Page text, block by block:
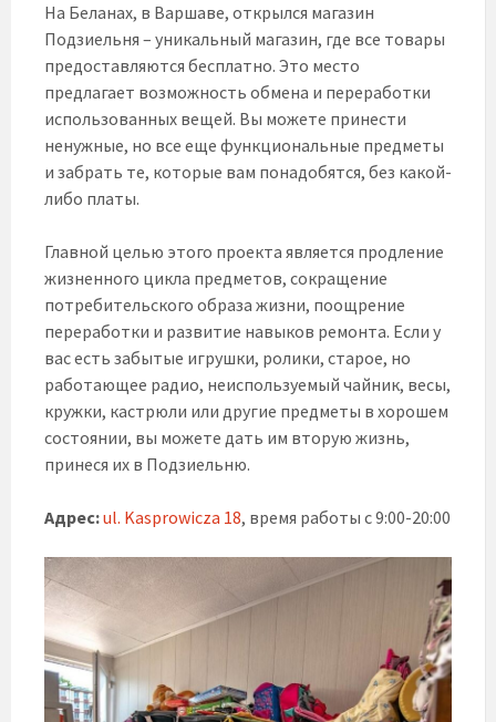
На Беланах, в Варшаве, открылся магазин
Подзиельня – уникальный магазин, где все товары
предоставляются бесплатно. Это место
предлагает возможность обмена и переработки
использованных вещей. Вы можете принести
ненужные, но все еще функциональные предметы
и забрать те, которые вам понадобятся, без какой-
либо платы.
Главной целью этого проекта является продление
жизненного цикла предметов, сокращение
потребительского образа жизни, поощрение
переработки и развитие навыков ремонта. Если у
вас есть забытые игрушки, ролики, старое, но
работающее радио, неиспользуемый чайник, весы,
кружки, кастрюли или другие предметы в хорошем
состоянии, вы можете дать им вторую жизнь,
принеся их в Подзиельню.
Адрес:ul. Kasprowicza 18, время работы с 9:00-20:00